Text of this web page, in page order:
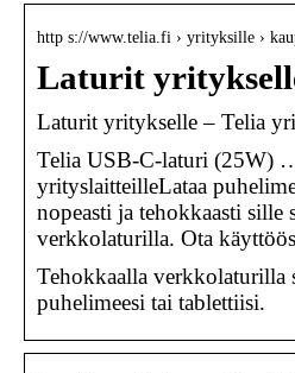
http s://www.telia.fi › yrityksille ›
Laturit
Laturit yritykselle – Telia
Telia USB-C-laturi (25W)
yrityslaitteilleLataa
nopeasti ja tehokkaasti sille
verkkolaturilla. Ota
Tehokkaalla verkkolaturilla
puhelimeesi tai tablettiisi.